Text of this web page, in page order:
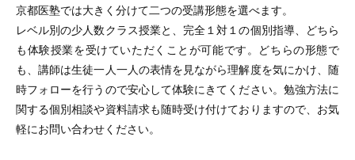
京都医塾では大きく分けて二つの受講形態を選べます。
レベル別の少人数クラス授業と、完全１対１の個別指導、どちら
も体験授業を受けていただくことが可能です。どちらの形態で
も、講師は生徒一人一人の表情を見ながら理解度を気にかけ、随
時フォローを行うので安心して体験にきてください。勉強方法に
関する個別相談や資料請求も随時受け付けておりますので、お気
軽にお問い合わせください。